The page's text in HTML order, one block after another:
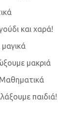
και χαρά!
μακριά
παιδιά!